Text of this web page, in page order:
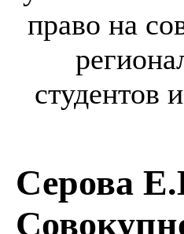
право на
Серова